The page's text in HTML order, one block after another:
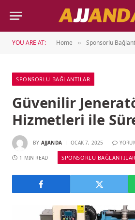
YOU ARE AT: Home » Sponsorlu
SPONSORLU BAĞLANTILAR
Güvenilir
Hizmetleri ile
BY AJJANDA OCAK 7, 2025
1 MIN READ SPONSORLU BAĞLANTILAR